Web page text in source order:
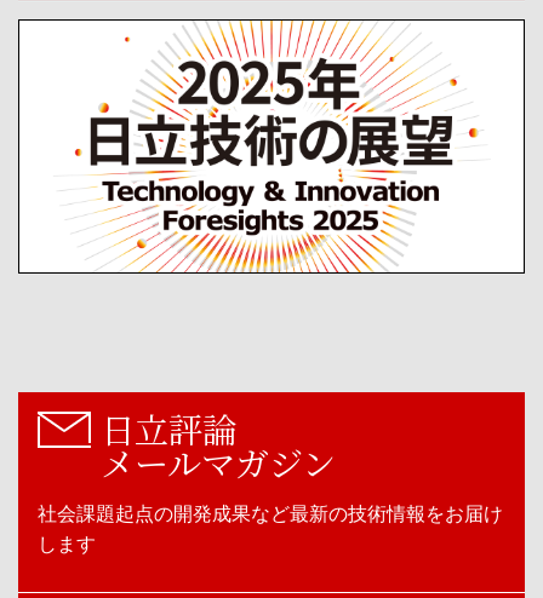
日立評論
メールマガジン
社会課題起点の開発成果など最新の技術情報をお届け
します